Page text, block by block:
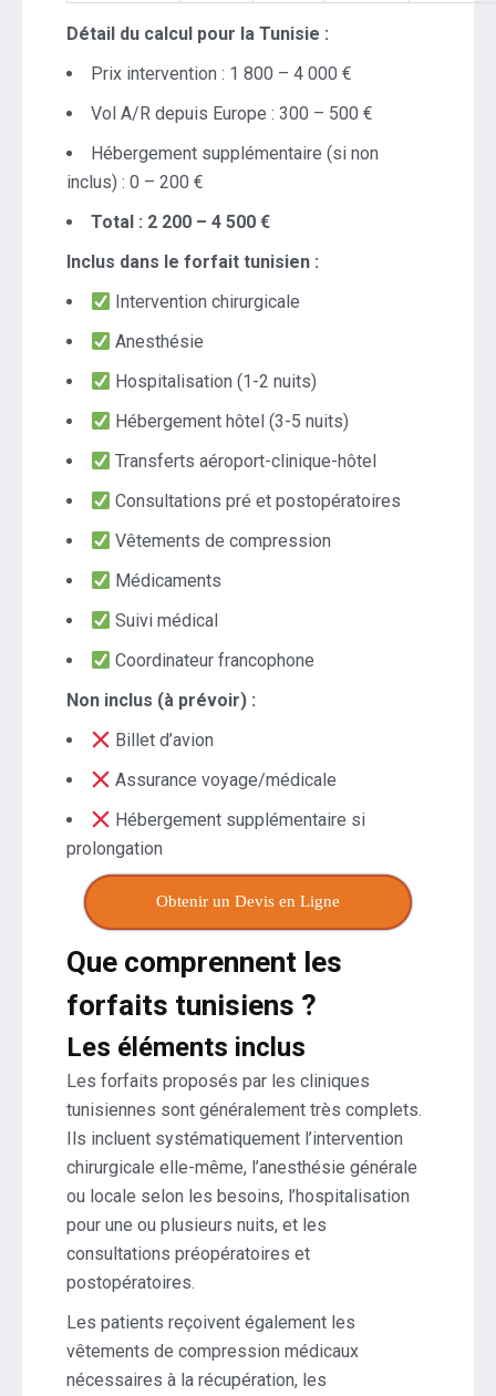
Détail du calcul pour la Tunisie :
Prix intervention : 1 800 – 4 000 €
Vol A/R depuis Europe : 300 – 500 €
Hébergement supplémentaire (si non
inclus) : 0 – 200 €
Total : 2 200 – 4 500 €
Inclus dans le forfait tunisien :
Intervention chirurgicale
Anesthésie
Hospitalisation (1-2 nuits)
Hébergement hôtel (3-5 nuits)
Transferts aéroport-clinique-hôtel
Consultations pré et postopératoires
Vêtements de compression
Médicaments
Suivi médical
Coordinateur francophone
Non inclus (à prévoir) :
Billet d’avion
Assurance voyage/médicale
Hébergement supplémentaire si
prolongation
Obtenir un Devis en Ligne
Que comprennent les
forfaits tunisiens ?
Les éléments inclus
Les forfaits proposés par les cliniques
tunisiennes sont généralement très complets.
Ils incluent systématiquement l’intervention
chirurgicale elle-même, l’anesthésie générale
ou locale selon les besoins, l’hospitalisation
pour une ou plusieurs nuits, et les
consultations préopératoires et
postopératoires.
Les patients reçoivent également les
vêtements de compression médicaux
nécessaires à la récupération, les